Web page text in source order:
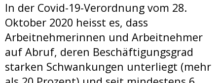
In der Covid-19-Verordnung vom 28.
Oktober 2020 heisst es, dass
Arbeitnehmerinnen und Arbeitnehmer
auf Abruf, deren Beschäftigungsgrad
starken Schwankungen unterliegt (mehr